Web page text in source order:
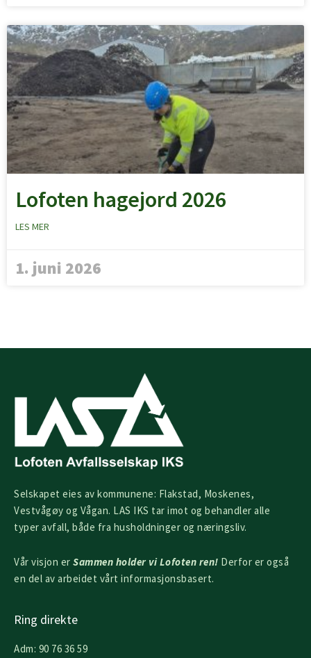
Lofoten hagejord 2026
LES MER
1. juni 2026
Selskapet eies av kommunene: Flakstad, Moskenes,
Vestvågøy og Vågan. LAS IKS tar imot og behandler alle
typer avfall, både fra husholdninger og næringsliv.
Vår visjon er Sammen holder vi Lofoten ren! Derfor er også
en del av arbeidet vårt informasjonsbasert.
Ring direkte
Adm: 90 76 36 59